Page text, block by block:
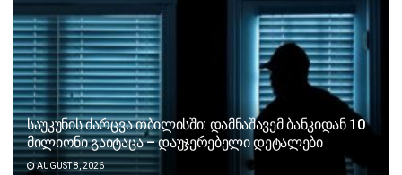
საუკუნის ძარცვა თბილისში: დამნაშავემ ბანკიდან 10
მილიონი გაიტაცა – დაუჯერებელი დეტალები
AUGUST 8, 2026